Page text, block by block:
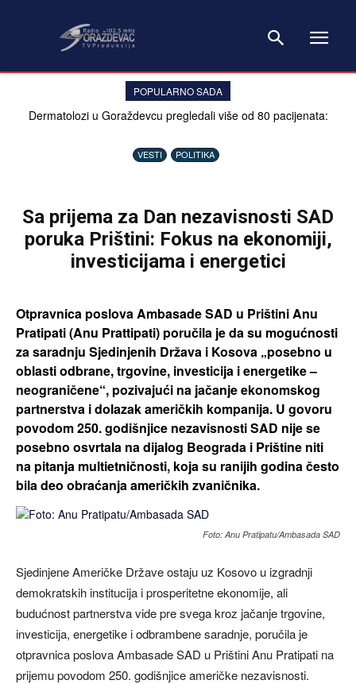
POPULARNO SADA
Dermatolozi u Goraždevcu pregledali više od 80 pacijenata:
VESTI POLITIKA
Sa prijema za Dan nezavisnosti SAD
poruka Prištini: Fokus na ekonomiji,
investicijama i energetici
Otpravnica poslova Ambasade SAD u Prištini Anu
Pratipati (Anu Prattipati) poručila je da su mogućnosti
za saradnju Sjedinjenih Država i Kosova „posebno u
oblasti odbrane, trgovine, investicija i energetike –
neograničene“, pozivajući na jačanje ekonomskog
partnerstva i dolazak američkih kompanija. U govoru
povodom 250. godišnjice nezavisnosti SAD nije se
posebno osvrtala na dijalog Beograda i Prištine niti
na pitanja multietničnosti, koja su ranijih godina često
bila deo obraćanja američkih zvaničnika.
Foto: Anu Pratipatu/Ambasada SAD
Sjedinjene Američke Države ostaju uz Kosovo u izgradnji
demokratskih institucija i prosperitetne ekonomije, ali
budućnost partnerstva vide pre svega kroz jačanje trgovine,
investicija, energetike i odbrambene saradnje, poručila je
otpravnica poslova Ambasade SAD u Prištini Anu Pratipati na
prijemu povodom 250. godišnjice američke nezavisnosti.